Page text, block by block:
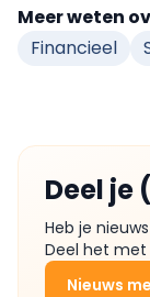
Meer weten
Financieel
Deel
Heb je
Deel het
Nieuws